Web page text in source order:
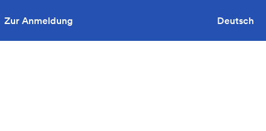
Zur Anmeldung Deutsch